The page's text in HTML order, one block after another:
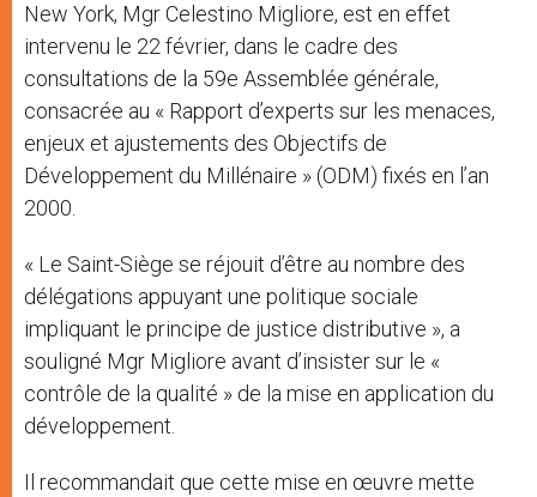
New York, Mgr Celestino Migliore, est en effet
intervenu le 22 février, dans le cadre des
consultations de la 59e Assemblée générale,
consacrée au « Rapport d’experts sur les menaces,
enjeux et ajustements des Objectifs de
Développement du Millénaire » (ODM) fixés en l’an
2000.
« Le Saint-Siège se réjouit d’être au nombre des
délégations appuyant une politique sociale
impliquant le principe de justice distributive », a
souligné Mgr Migliore avant d’insister sur le «
contrôle de la qualité » de la mise en application du
développement.
Il recommandait que cette mise en œuvre mette